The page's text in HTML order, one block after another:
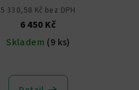
5 330,58 Kč bez DPH
6 450 Kč
Skladem (9 ks)
hodnocení